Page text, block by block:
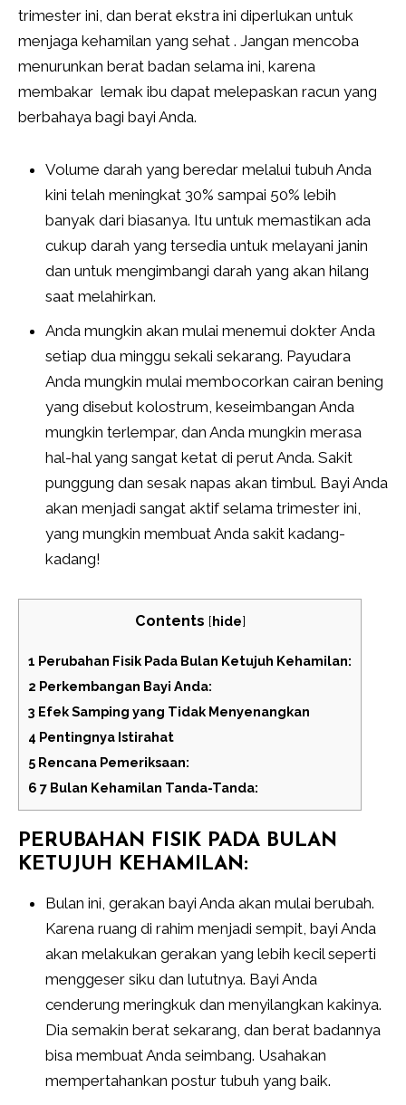
trimester ini, dan berat ekstra ini diperlukan untuk
menjaga kehamilan yang sehat . Jangan mencoba
menurunkan berat badan selama ini, karena
membakar lemak ibu dapat melepaskan racun yang
berbahaya bagi bayi Anda.
Volume darah yang beredar melalui tubuh Anda
kini telah meningkat 30% sampai 50% lebih
banyak dari biasanya. Itu untuk memastikan ada
cukup darah yang tersedia untuk melayani janin
dan untuk mengimbangi darah yang akan hilang
saat melahirkan.
Anda mungkin akan mulai menemui dokter Anda
setiap dua minggu sekali sekarang. Payudara
Anda mungkin mulai membocorkan cairan bening
yang disebut kolostrum, keseimbangan Anda
mungkin terlempar, dan Anda mungkin merasa
hal-hal yang sangat ketat di perut Anda. Sakit
punggung dan sesak napas akan timbul. Bayi Anda
akan menjadi sangat aktif selama trimester ini,
yang mungkin membuat Anda sakit kadang-
kadang!
Contents [hide]
1 Perubahan Fisik Pada Bulan Ketujuh Kehamilan:
2 Perkembangan Bayi Anda:
3 Efek Samping yang Tidak Menyenangkan
4 Pentingnya Istirahat
5 Rencana Pemeriksaan:
6 7 Bulan Kehamilan Tanda-Tanda:
PERUBAHAN FISIK PADA BULAN
KETUJUH KEHAMILAN:
Bulan ini, gerakan bayi Anda akan mulai berubah.
Karena ruang di rahim menjadi sempit, bayi Anda
akan melakukan gerakan yang lebih kecil seperti
menggeser siku dan lututnya. Bayi Anda
cenderung meringkuk dan menyilangkan kakinya.
Dia semakin berat sekarang, dan berat badannya
bisa membuat Anda seimbang. Usahakan
mempertahankan postur tubuh yang baik.